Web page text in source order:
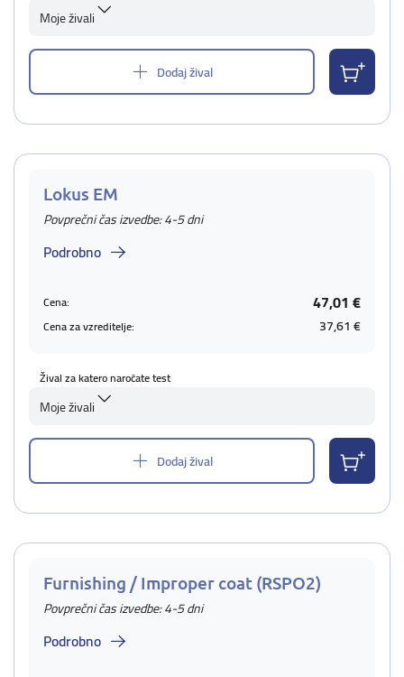
Moje živali
Dodaj žival
Lokus EM
Povprečni čas izvedbe: 4-5 dni
Podrobno
Cena: 47,01 €
Cena za vzreditelje: 37,61 €
Žival za katero naročate test
Moje živali
Dodaj žival
Furnishing / Improper coat (RSPO2)
Povprečni čas izvedbe: 4-5 dni
Podrobno